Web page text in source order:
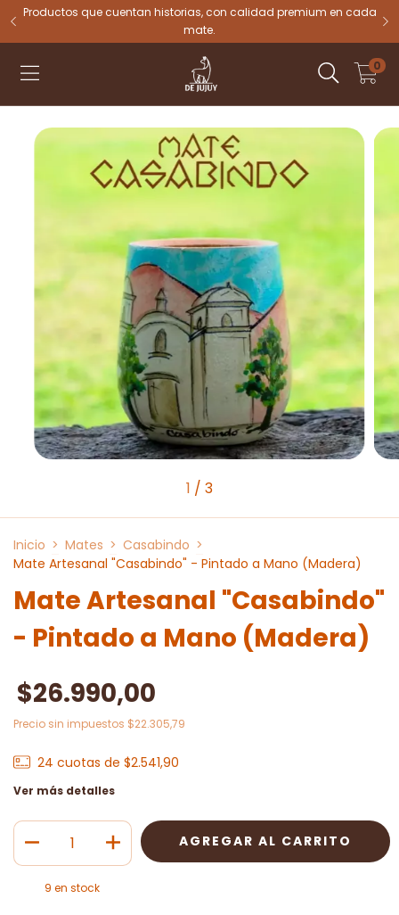
Productos que cuentan historias, con calidad premium en cada
mate.
0
1 / 3
Inicio > Mates > Casabindo >
Mate Artesanal "Casabindo" - Pintado a Mano (Madera)
Mate Artesanal "Casabindo"
- Pintado a Mano (Madera)
$26.990,00
Precio sin impuestos $22.305,79
24 cuotas de $2.541,90
Ver más detalles
9 en stock